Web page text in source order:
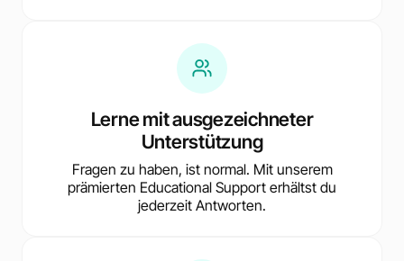
Lerne mit ausgezeichneter
Unterstützung
Fragen zu haben, ist normal. Mit unserem
prämierten Educational Support erhältst du
jederzeit Antworten.